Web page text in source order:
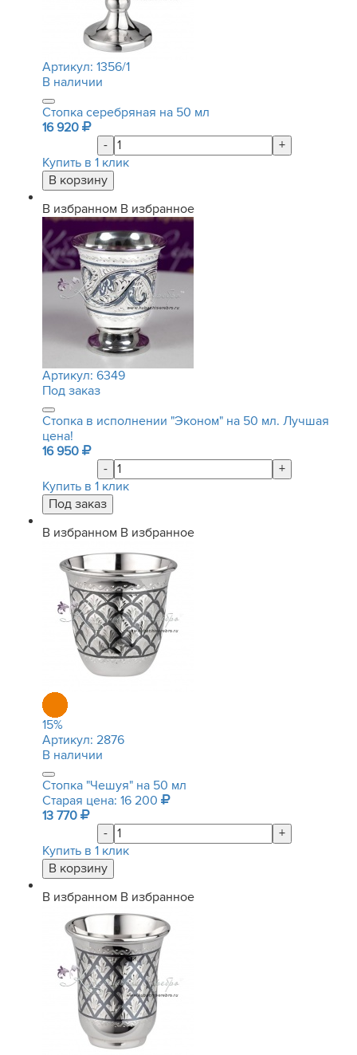
Артикул: 1356/1
В наличии
Стопка серебряная на 50 мл
16 920
-
+
Купить в 1 клик
В избранном В избранное
Артикул: 6349
Под заказ
Стопка в исполнении "Эконом" на 50 мл. Лучшая
цена!
16 950
-
+
Купить в 1 клик
В избранном В избранное
15%
Артикул: 2876
В наличии
Стопка "Чешуя" на 50 мл
Старая цена: 16 200
13 770
-
+
Купить в 1 клик
В избранном В избранное